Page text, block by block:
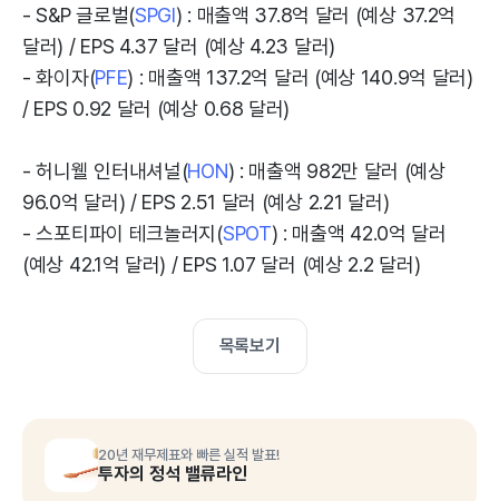
- S&P 글로벌(SPGI) : 매출액 37.8억 달러 (예상 37.2억
달러) / EPS 4.37 달러 (예상 4.23 달러)
- 화이자(PFE) : 매출액 137.2억 달러 (예상 140.9억 달러)
/ EPS 0.92 달러 (예상 0.68 달러)
- 허니웰 인터내셔널(HON) : 매출액 982만 달러 (예상
96.0억 달러) / EPS 2.51 달러 (예상 2.21 달러)
- 스포티파이 테크놀러지(SPOT) : 매출액 42.0억 달러
(예상 42.1억 달러) / EPS 1.07 달러 (예상 2.2 달러)
목록보기
20년 재무제표와 빠른 실적 발표!
투자의 정석 밸류라인